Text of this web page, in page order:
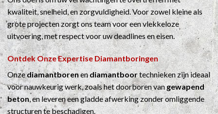
kwaliteit, snelheid, en zorgvuldigheid. Voor zowel kleine als
grote projecten zorgt ons team voor een vlekkeloze
uitvoering, met respect voor uw deadlines en eisen.
Ontdek Onze ExpertiseDiamantboringen
Onzediamantborenendiamantboortechnieken zijn ideaal
voor nauwkeurig werk, zoals het doorboren vangewapend
beton, en leveren een gladde afwerking zonder omliggende
structuren te beschadigen.